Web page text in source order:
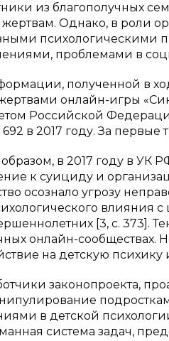
из благополучных
Однако, в роли
психологическими
проблемами в
полученной в
онлайн-игры
Российской
в 2017 году. За первые
в 2017 году в УК
к суициду и
осознало угрозу
влияния
[3, с. 373].
онлайн-сообществах.
на детскую
законопроекта,
в детской
система задач,